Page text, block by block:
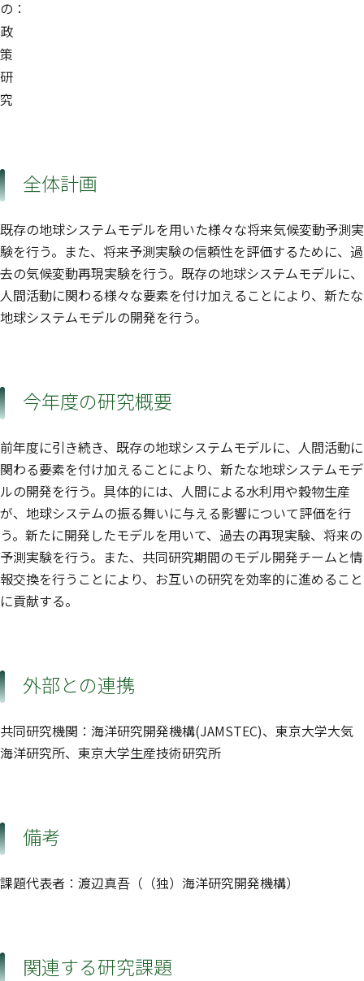
の：
政
策
研
究
全体計画
既存の地球システムモデルを用いた様々な将来気候変動予測実
験を行う。また、将来予測実験の信頼性を評価するために、過
去の気候変動再現実験を行う。既存の地球システムモデルに、
人間活動に関わる様々な要素を付け加えることにより、新たな
地球システムモデルの開発を行う。
今年度の研究概要
前年度に引き続き、既存の地球システムモデルに、人間活動に
関わる要素を付け加えることにより、新たな地球システムモデ
ルの開発を行う。具体的には、人間による水利用や穀物生産
が、地球システムの振る舞いに与える影響について評価を行
う。新たに開発したモデルを用いて、過去の再現実験、将来の
予測実験を行う。また、共同研究期間のモデル開発チームと情
報交換を行うことにより、お互いの研究を効率的に進めること
に貢献する。
外部との連携
共同研究機関：海洋研究開発機構(JAMSTEC)、東京大学大気
海洋研究所、東京大学生産技術研究所
備考
課題代表者：渡辺真吾（（独）海洋研究開発機構）
関連する研究課題